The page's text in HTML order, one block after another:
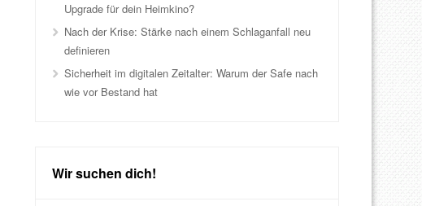
Upgrade für dein Heimkino?
Nach der Krise: Stärke nach einem Schlaganfall neu
definieren
Sicherheit im digitalen Zeitalter: Warum der Safe nach
wie vor Bestand hat
Wir suchen dich!